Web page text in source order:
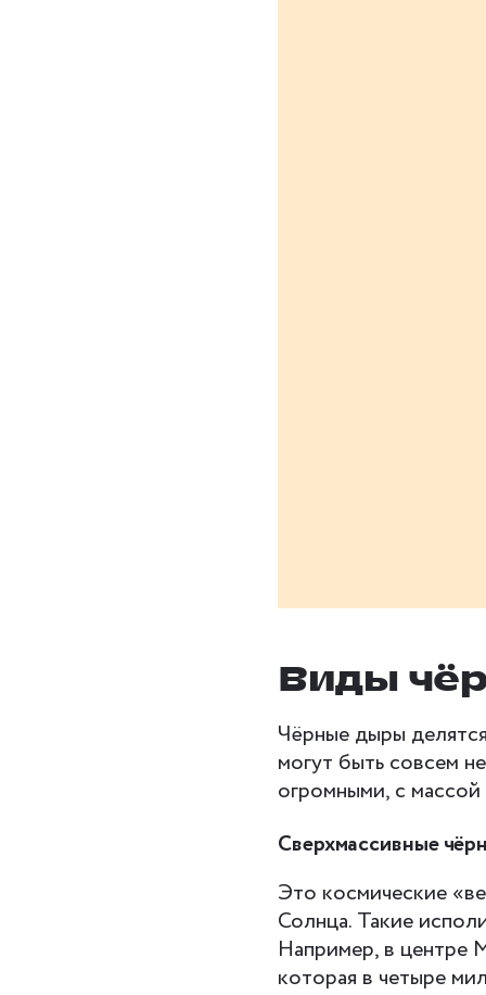
Виды
Чёрные дыры
могут быть совсем
огромными, с
Сверхмассивные
Это космические
Солнца. Такие
Например, в центре
которая в четыре